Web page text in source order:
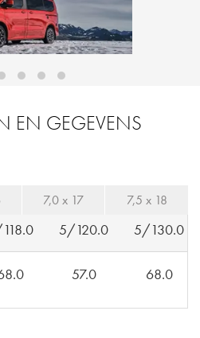
EN GEGEVENS
7,0 x 17 7,5 x 18
5/120.0 5/130.0
57.0 68.0